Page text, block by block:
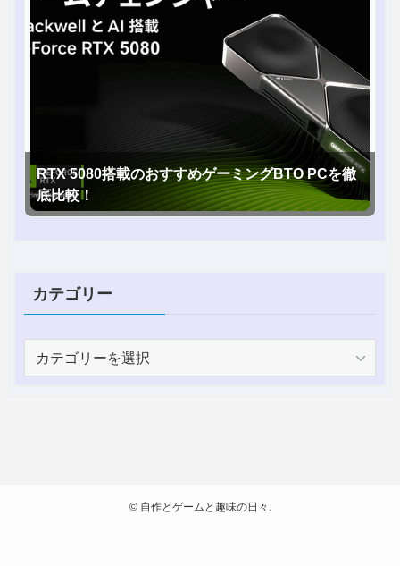
RTX 5080搭載のおすすめゲーミングBTO PCを徹
底比較！
カテゴリー
©自作とゲームと趣味の日々.